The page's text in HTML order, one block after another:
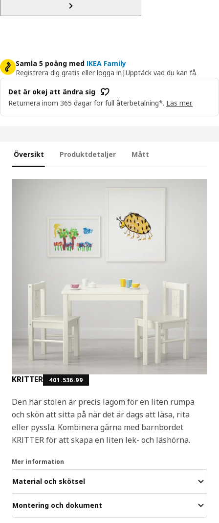
Samla 5 poäng med IKEA Family
Registrera dig gratis eller logga in |Upptäck vad du kan få
Det är okej att ändra sig
Returnera inom 365 dagar för full återbetalning*. Läs mer.
Översikt Produktdetaljer Mått
KRITTER 401.536.99
Den här stolen är precis lagom för en liten rumpa
och skön att sitta på när det är dags att läsa, rita
eller pyssla. Kombinera gärna med barnbordet
KRITTER för att skapa en liten lek- och läshörna.
Mer information
Material och skötsel
Montering och dokument